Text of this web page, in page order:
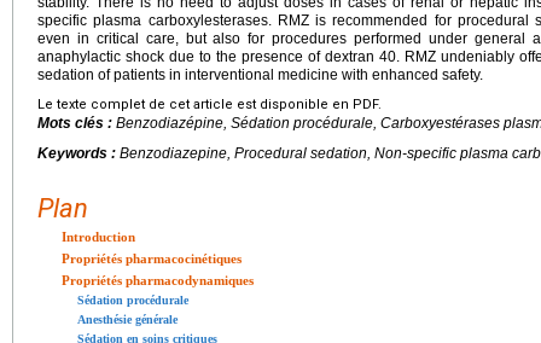
specific plasma carboxylesterases. RMZ is recommended for
even in critical care, but also for procedures performed under general
anaphylactic shock due to the presence of dextran 40. RMZ undeniably
sedation of patients in interventional medicine with enhanced safety.
Le texte complet de cet article est disponible en PDF.
Mots clés : Benzodiazépine, Sédation procédurale, Carboxyestérases
Keywords : Benzodiazepine, Procedural sedation, Non-specific plasma
Plan
Introduction
Propriétés pharmacocinétiques
Propriétés pharmacodynamiques
Sédation procédurale
Anesthésie générale
Sédation en soins critiques